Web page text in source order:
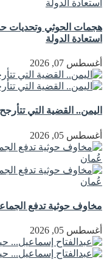
هجمات الحوثي وتحديات
استعادة الدولة
أغسطس 07, 2026
اليمن.. القضية التي
أغسطس 05, 2026
مخاوف حوثية تدفع
أغسطس 05, 2026